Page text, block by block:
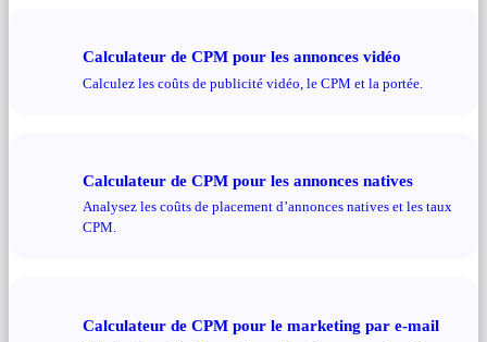
Calculateur de CPM pour les annonces vidéo
Calculez les coûts de publicité vidéo, le CPM et la portée.
Calculateur de CPM pour les annonces natives
Analysez les coûts de placement d’annonces natives et les taux
CPM.
Calculateur de CPM pour le marketing par e-mail